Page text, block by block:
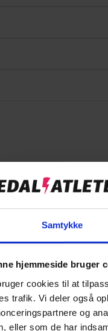
Samtykke
hjemmeside bruger
cookies til at
trafik. Vi deler også
og
eller som de har